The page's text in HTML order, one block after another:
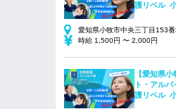
護リベル
愛知県小牧市中央三丁目153
時給 1,500円 〜 2,000円
【愛知県
ト・アル
護リベル